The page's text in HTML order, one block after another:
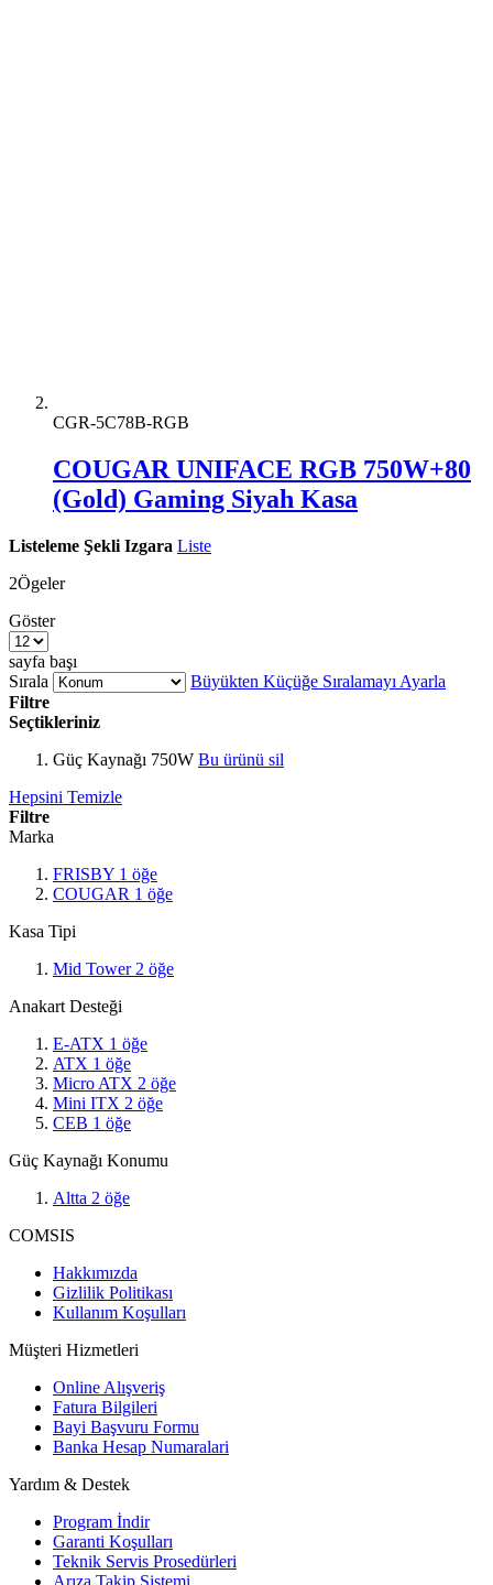
CGR-5C78B-RGB
COUGAR UNIFACE RGB 750W+80
(Gold) Gaming Siyah Kasa
Listeleme Şekli Izgara Liste
2Ögeler
Göster
sayfa başı
Sırala
Büyükten Küçüğe Sıralamayı Ayarla
Filtre
Seçtikleriniz
Güç Kaynağı 750W Bu ürünü sil
Hepsini Temizle
Filtre
Marka
FRISBY 1 öğe
COUGAR 1 öğe
Kasa Tipi
Mid Tower 2 öğe
Anakart Desteği
E-ATX 1 öğe
ATX 1 öğe
Micro ATX 2 öğe
Mini ITX 2 öğe
CEB 1 öğe
Güç Kaynağı Konumu
Altta 2 öğe
COMSIS
Hakkımızda
Gizlilik Politikası
Kullanım Koşulları
Müşteri Hizmetleri
Online Alışveriş
Fatura Bilgileri
Bayi Başvuru Formu
Banka Hesap Numaralari
Yardım & Destek
Program İndir
Garanti Koşulları
Teknik Servis Prosedürleri
Arıza Takip Sistemi